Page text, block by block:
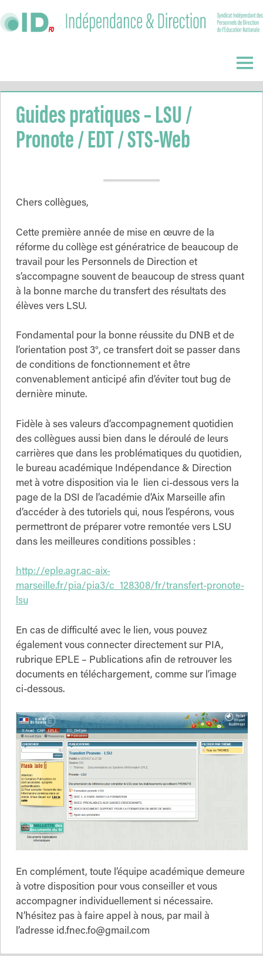
to
Direction
Menu
Guides pratiques – LSU /
Pronote / EDT / STS-Web
Chers collègues,
Cette première année de mise en œuvre de la
réforme du collège est génératrice de beaucoup de
travail pour les Personnels de Direction et
s’accompagne souvent de beaucoup de stress quant
à la bonne marche du transfert des résultats des
élèves vers LSU.
Fondamental pour la bonne réussite du DNB et de
l’orientation post 3°, ce transfert doit se passer dans
de conditions de fonctionnement et être
convenablement anticipé afin d’éviter tout bug de
dernière minute.
Fidèle à ses valeurs d’accompagnement quotidien
des collègues aussi bien dans le déroulé de leurs
carrières que dans les problématiques du quotidien,
le bureau académique Indépendance & Direction
met à votre disposition via le lien ci-dessous vers la
page de la DSI de l’académie d’Aix Marseille afin
d’accéder à des tutoriels qui, nous l’espérons, vous
permettront de préparer votre remontée vers LSU
dans les meilleures conditions possibles :
http://eple.agr.ac-aix-
marseille.fr/pia/pia3/c_128308/fr/transfert-pronote-
lsu
En cas de difficulté avec le lien, vous pouvez
également vous connecter directement sur PIA,
rubrique EPLE – Publications afin de retrouver les
documents en téléchargement, comme sur l’image
ci-dessous.
En complément, toute l’équipe académique demeure
à votre disposition pour vous conseiller et vous
accompagner individuellement si nécessaire.
N’hésitez pas à faire appel à nous, par mail à
l’adresse id.fnec.fo@gmail.com